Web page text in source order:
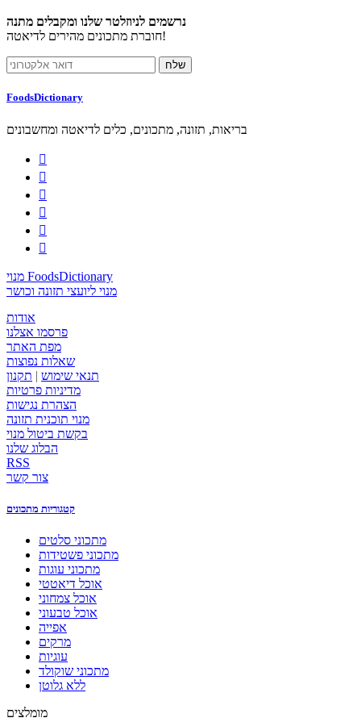
נרשמים לניוזלטר שלנו ומקבלים מתנה
חוברת מתכונים מהירים לדיאטה!
FoodsDictionary
בריאות, תזונה, מתכונים, כלים לדיאטה ומחשבונים






מנוי FoodsDictionary
מנוי ליועצי תזונה וכושר
אודות
פרסמו אצלנו
מפת האתר
שאלות נפוצות
תנאי שימוש | תקנון
מדיניות פרטיות
הצהרת נגישות
מנוי תוכנית תזונה
בקשת ביטול מנוי
הבלוג שלנו
RSS
צור קשר
קטגוריות מתכונים
מתכוני סלטים
מתכוני פשטידות
מתכוני עוגות
אוכל דיאטטי
אוכל צמחוני
אוכל טבעוני
אפייה
מרקים
עוגיות
מתכוני שוקולד
ללא גלוטן
מומלצים